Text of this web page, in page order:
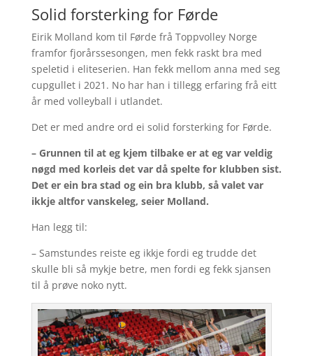
Solid forsterking for Førde
Eirik Molland kom til Førde frå Toppvolley Norge
framfor fjorårssesongen, men fekk raskt bra med
speletid i eliteserien. Han fekk mellom anna med seg
cupgullet i 2021. No har han i tillegg erfaring frå eitt
år med volleyball i utlandet.
Det er med andre ord ei solid forsterking for Førde.
– Grunnen til at eg kjem tilbake er at eg var veldig
nøgd med korleis det var då spelte for klubben sist.
Det er ein bra stad og ein bra klubb, så valet var
ikkje altfor vanskeleg, seier Molland.
Han legg til:
– Samstundes reiste eg ikkje fordi eg trudde det
skulle bli så mykje betre, men fordi eg fekk sjansen
til å prøve noko nytt.